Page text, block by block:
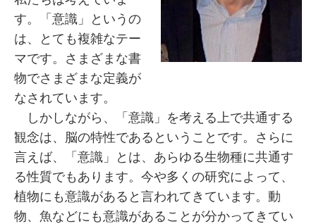
す。「意識」というの
は、とても複雑なテー
マです。さまざまな書
物でさまざまな定義が
なされています。
しかしながら、「意識」を考える上で共通する
観念は、脳の特性であるということです。さらに
言えば、「意識」とは、あらゆる生物種に共通す
る性質でもあります。今や多くの研究によって、
植物にも意識があると言われてきています。動
物、魚などにも意識があることが分かってきてい